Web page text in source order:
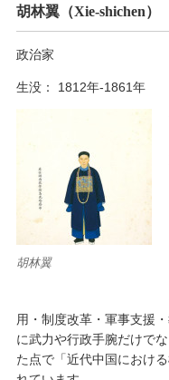
胡林翼（Xie-shichen）
政治家
生没： 1812年-1861年
胡林翼
用・制度改革・軍事支援
に武力や行政手腕だけで
た点で「近代中国におけ